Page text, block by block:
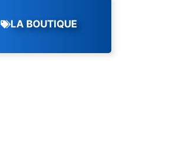
LA BOUTIQUE